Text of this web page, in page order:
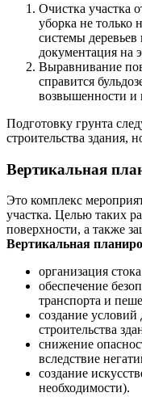
Очистка участка
уборка не только
системы
документация на
Выравнивание
справится
возвышенности и
Подготовку грунта
строительства здания,
Вертикальная
Это комплекс
участка. Целью таких
поверхности, а также
Вертикальная
организация
обеспечение
транспорта и
создание
строительства
снижение
вследствие
создание
необходимости).